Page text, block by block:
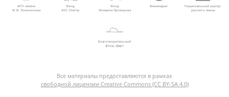
МГУ имени
М.В. Ломоносова
Фонд
AVC Charity
Фонд
Михаила Прохорова
Викимедиа
Национальный корпус
русского языка
Благотворительный
фонд «Дар»
Все материалы предоставляются в рамках
свободной лицензии Creative Commons (CC BY-SA 4.0)